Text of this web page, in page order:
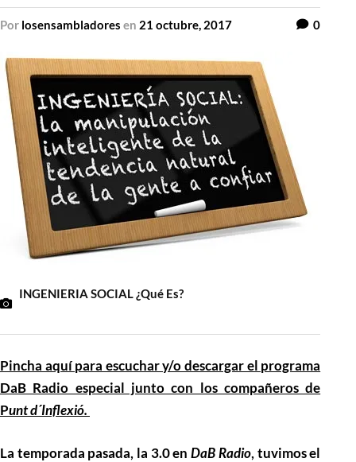
por losensambladores en 21 octubre, 2017 0
INGENIERIA SOCIAL ¿Qué Es?
Pincha aquí para escuchar y/o descargar el programa
DaB Radio especial junto con los compañeros de
Punt d´Inflexió.
La temporada pasada, la 3.0 enDaB Radio, tuvimos el